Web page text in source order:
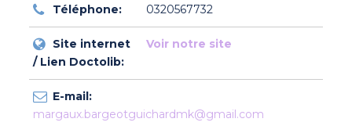
Téléphone: 0320567732
Site internet
/ Lien Doctolib:
Voir notre site
E-mail:
margaux.bargeotguichardmk@gmail.com